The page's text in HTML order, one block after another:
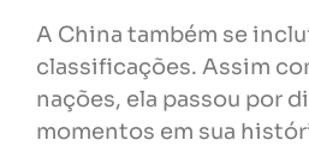
A China também se
classificações. Assim
nações, ela passou por
momentos em sua